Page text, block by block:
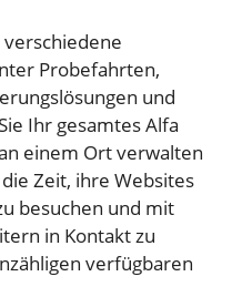
Probefahrten,
und
Ihr gesamtes Alfa
einem Ort verwalten
Zeit, ihre Websites
besuchen und mit
in Kontakt zu
verfügbaren